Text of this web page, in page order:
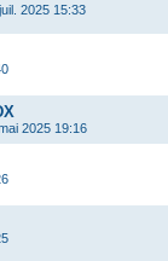
2025 15:33
2025 19:16